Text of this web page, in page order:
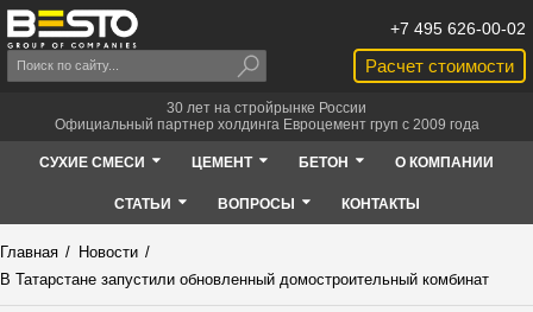
Расчет стоимости
+7 495 626-00-02
30 лет на стройрынке России
Официальный партнер холдинга Евроцемент груп с 2009 года
СУХИЕ СМЕСИ ЦЕМЕНТ БЕТОН О КОМПАНИИ
СТАТЬИ ВОПРОСЫ КОНТАКТЫ
Главная / Новости /
В Татарстане запустили обновленный домостроительный комбинат